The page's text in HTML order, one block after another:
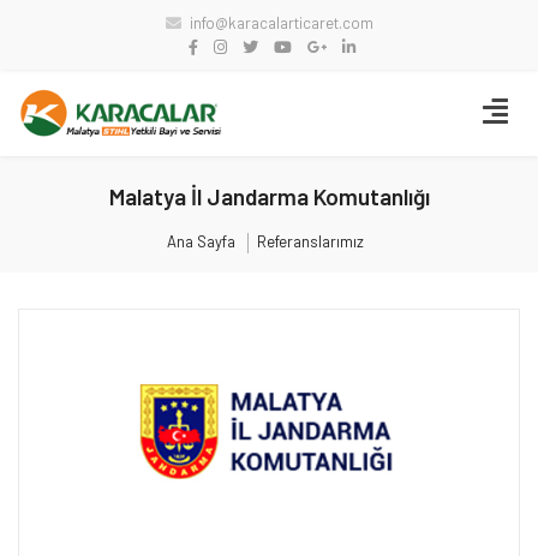
info@karacalarticaret.com
Malatya İl Jandarma Komutanlığı
Ana Sayfa Referanslarımız